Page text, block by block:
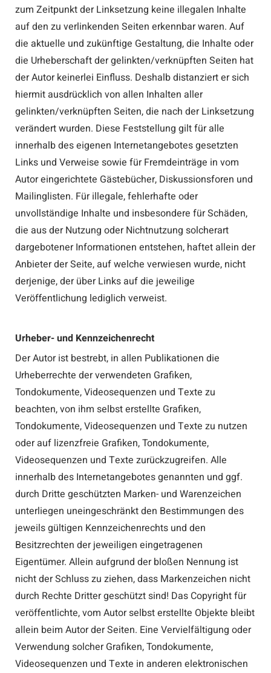
zum Zeitpunkt der Linksetzung keine illegalen Inhalte
auf den zu verlinkenden Seiten erkennbar waren. Auf
die aktuelle und zukünftige Gestaltung, die Inhalte oder
die Urheberschaft der gelinkten/verknüpften Seiten hat
der Autor keinerlei Einfluss. Deshalb distanziert er sich
hiermit ausdrücklich von allen Inhalten aller
gelinkten/verknüpften Seiten, die nach der Linksetzung
verändert wurden. Diese Feststellung gilt für alle
innerhalb des eigenen Internetangebotes gesetzten
Links und Verweise sowie für Fremdeinträge in vom
Autor eingerichtete Gästebücher, Diskussionsforen und
Mailinglisten. Für illegale, fehlerhafte oder
unvollständige Inhalte und insbesondere für Schäden,
die aus der Nutzung oder Nichtnutzung solcherart
dargebotener Informationen entstehen, haftet allein der
Anbieter der Seite, auf welche verwiesen wurde, nicht
derjenige, der über Links auf die jeweilige
Veröffentlichung lediglich verweist.
Urheber- und Kennzeichenrecht
Der Autor ist bestrebt, in allen Publikationen die
Urheberrechte der verwendeten Grafiken,
Tondokumente, Videosequenzen und Texte zu
beachten, von ihm selbst erstellte Grafiken,
Tondokumente, Videosequenzen und Texte zu nutzen
oder auf lizenzfreie Grafiken, Tondokumente,
Videosequenzen und Texte zurückzugreifen. Alle
innerhalb des Internetangebotes genannten und ggf.
durch Dritte geschützten Marken- und Warenzeichen
unterliegen uneingeschränkt den Bestimmungen des
jeweils gültigen Kennzeichenrechts und den
Besitzrechten der jeweiligen eingetragenen
Eigentümer. Allein aufgrund der bloßen Nennung ist
nicht der Schluss zu ziehen, dass Markenzeichen nicht
durch Rechte Dritter geschützt sind! Das Copyright für
veröffentlichte, vom Autor selbst erstellte Objekte bleibt
allein beim Autor der Seiten. Eine Vervielfältigung oder
Verwendung solcher Grafiken, Tondokumente,
Videosequenzen und Texte in anderen elektronischen